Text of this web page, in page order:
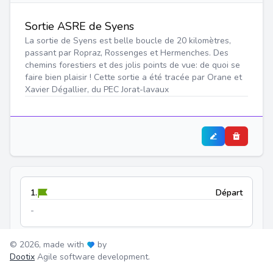
Sortie ASRE de Syens
La sortie de Syens est belle boucle de 20 kilomètres,
passant par Ropraz, Rossenges et Hermenches. Des
chemins forestiers et des jolis points de vue: de quoi se
faire bien plaisir ! Cette sortie a été tracée par Orane et
Xavier Dégallier, du PEC Jorat-lavaux
1.
Départ
-
© 2026, made with
by
Dootix Agile software development.